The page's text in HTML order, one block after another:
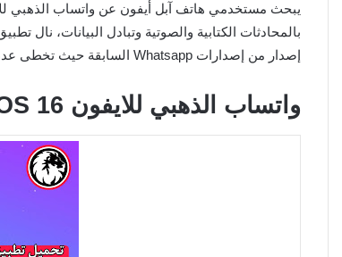
إصدار من إصدارات Whatsapp السابقة حيث تخطى عدد المستخدمين أكثر من مليون مستخدم.
واتساب الذهبي للايفون Whatsapp Gold iOS 16